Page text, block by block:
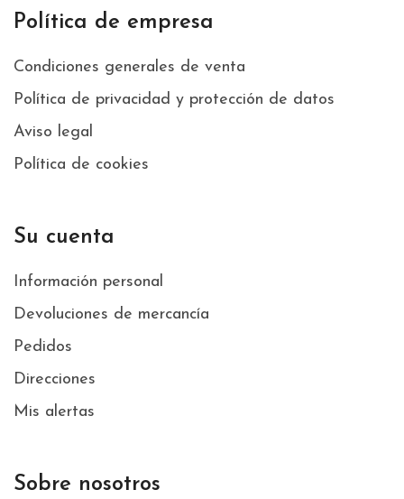
Política de empresa
Condiciones generales de venta
Política de privacidad y protección de datos
Aviso legal
Política de cookies
Su cuenta
Información personal
Devoluciones de mercancía
Pedidos
Direcciones
Mis alertas
Sobre nosotros